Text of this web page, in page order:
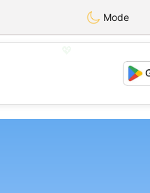
Mode